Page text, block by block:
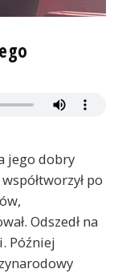
jego dobry
po
Odszedł na
Później